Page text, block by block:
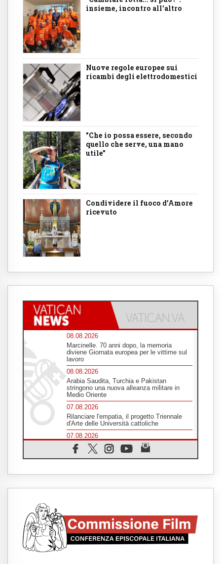
insieme, incontro all'altro
Nuove regole europee sui
ricambi degli elettrodomestici
"Che io possa essere, secondo
quello che serve, una mano
utile"
Condividere il fuoco d’Amore
ricevuto
08.08.2026
Marcinelle. 70 anni dopo, la memoria
diviene Giornata europea per le vittime sul
lavoro
08.08.2026
Arabia Saudita, Turchia e Pakistan
stringono una nuova alleanza militare in
Medio Oriente
07.08.2026
Rilanciare l'empatia, il progetto Triennale
d'Arte delle Università cattoliche
07.08.2026
Filippine, il vicariato apostolico di Calapan
diventa diocesi
A Castel Gandolfo l'arazzo di Raffaello sulla
07.08.2026
Il Papa in Francia, quattro giorni intensi tra
Chiesa, popolo e istituzioni